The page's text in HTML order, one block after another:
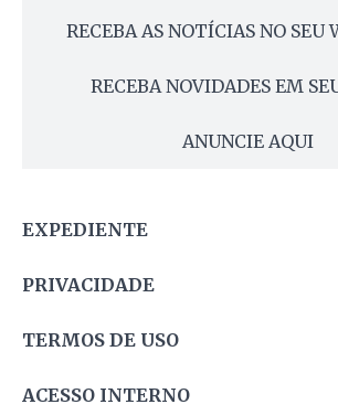
RECEBA AS NOTÍCIAS NO SEU
RECEBA NOVIDADES EM
ANUNCIE AQUI
EXPEDIENTE
PRIVACIDADE
TERMOS DE USO
ACESSO INTERNO